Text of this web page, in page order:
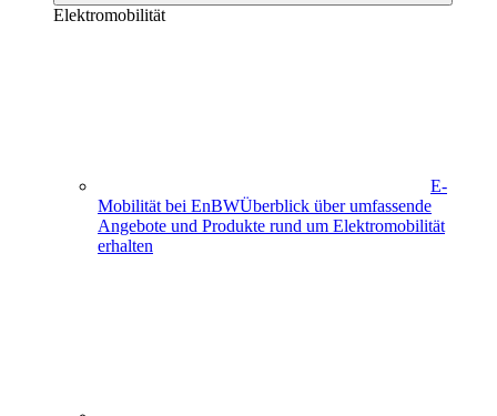
Elektromobilität
E-
Mobilität bei EnBWÜberblick über umfassende
Angebote und Produkte rund um Elektromobilität
erhalten